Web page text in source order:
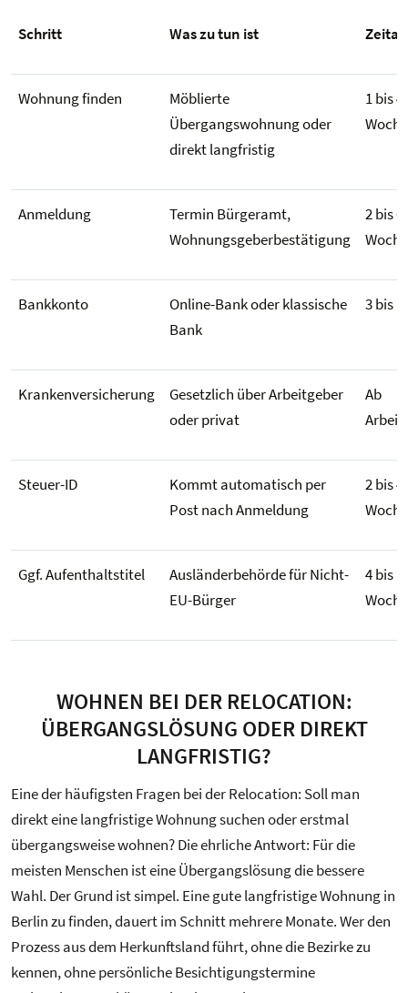
Schritt Was zu tun ist
Wohnung finden
Möblierte
Übergangswohnung oder
direkt langfristig
1 bis 4
Anmeldung
Termin Bürgeramt,
Wohnungsgeberbestätigung
2 bis 6
Bankkonto
Online-Bank oder klassische
Bank
3 bis
Krankenversicherung
Gesetzlich über Arbeitgeber
oder privat
Ab
Steuer-ID
Kommt automatisch per
Post nach Anmeldung
2 bis 4
Ggf. Aufenthaltstitel
Ausländerbehörde für Nicht-
EU-Bürger
4 bis
WOHNEN BEI DER RELOCATION:
ÜBERGANGSLÖSUNG ODER DIREKT
LANGFRISTIG?
Eine der häufigsten Fragen bei der Relocation: Soll man
direkt eine langfristige Wohnung suchen oder erstmal
übergangsweise wohnen? Die ehrliche Antwort: Für die
meisten Menschen ist eine Übergangslösung die bessere
Wahl. Der Grund ist simpel. Eine gute langfristige Wohnung in
Berlin zu finden, dauert im Schnitt mehrere Monate. Wer den
Prozess aus dem Herkunftsland führt, ohne die Bezirke zu
kennen, ohne persönliche Besichtigungstermine